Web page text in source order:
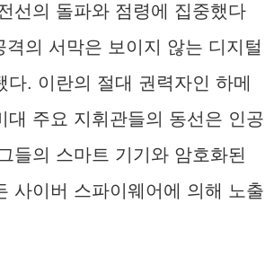
선의 돌파와 점령에 집중했다
격의 서막은 보이지 않는 디지털
다. 이란의 절대 권력자인 하메
대 주요 지휘관들의 동선은 인공
들의 스마트 기기와 암호화된
사이버 스파이웨어에 의해 노출